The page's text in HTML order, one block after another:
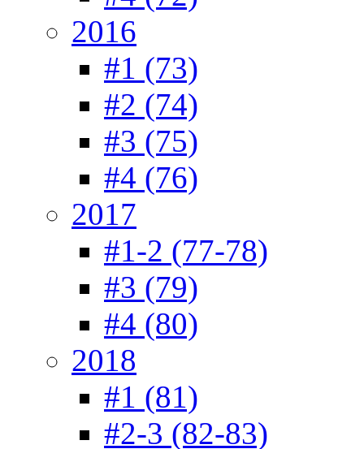
2016
#1 (73)
#2 (74)
#3 (75)
#4 (76)
2017
#1-2 (77-78)
#3 (79)
#4 (80)
2018
#1 (81)
#2-3 (82-83)